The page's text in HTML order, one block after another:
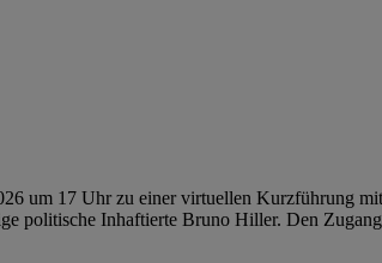
um 17 Uhr zu einer virtuellen Kurzführung
politische Inhaftierte Bruno Hiller. Den